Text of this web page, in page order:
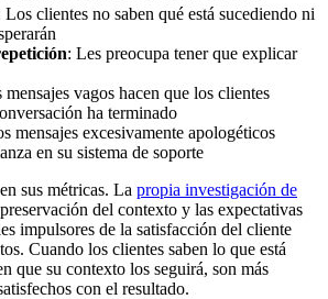
Los clientes no saben qué está sucediendo ni
: Les preocupa tener que explicar
mensajes vagos hacen que los clientes
ha terminado
mensajes excesivamente apologéticos
en su sistema de soporte
sus métricas. La propia investigación de
del contexto y las expectativas
impulsores de la satisfacción del cliente
Cuando los clientes saben lo que está
que su contexto los seguirá, son más
con el resultado.